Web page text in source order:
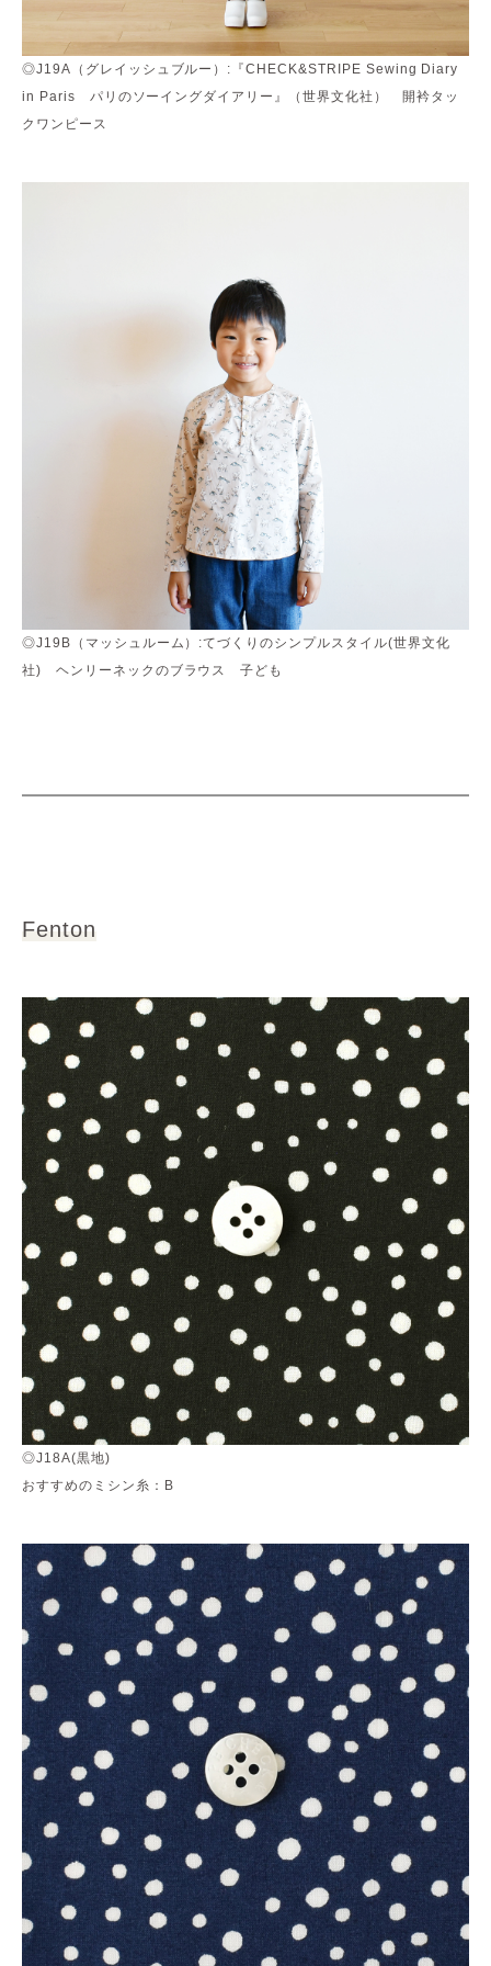
◎J19A（グレイッシュブルー）:『CHECK&STRIPE Sewing Diary
in Paris パリのソーイングダイアリー』（世界文化社） 開衿タッ
クワンピース
◎J19B（マッシュルーム）:てづくりのシンプルスタイル(世界文化
社) ヘンリーネックのブラウス 子ども
Fenton
◎J18A(黒地)
おすすめのミシン糸：B